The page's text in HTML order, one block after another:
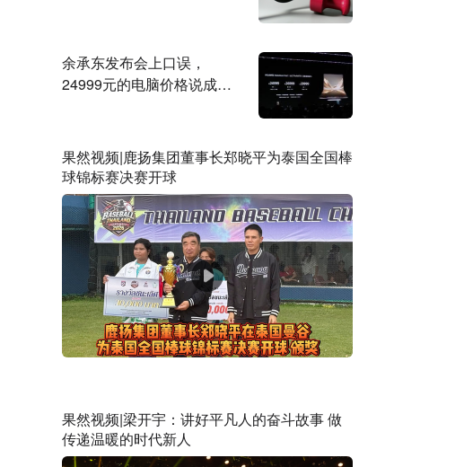
余承东发布会上口误，
24999元的电脑价格说成
果然视频|鹿扬集团董事长郑晓平为泰国全国棒
球锦标赛决赛开球
果然视频|梁开宇：讲好平凡人的奋斗故事 做
传递温暖的时代新人